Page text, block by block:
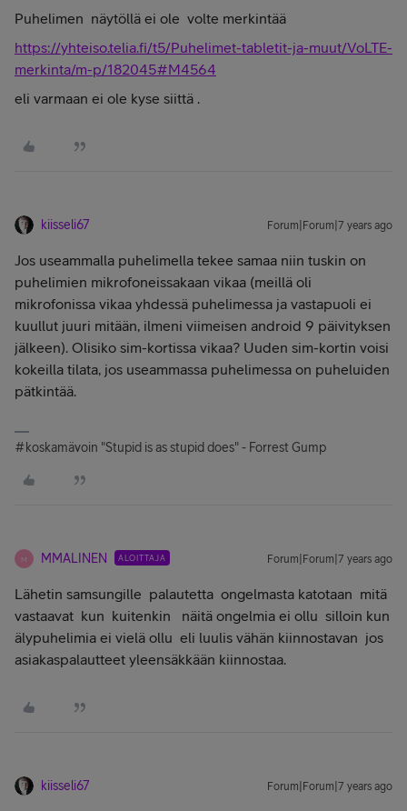
Puhelimen näytöllä ei ole volte merkintää
https://yhteiso.telia.fi/t5/Puhelimet-tabletit-ja-muut/VoLTE-
merkinta/m-p/182045#M4564
eli varmaan ei ole kyse siittä .
kiisseli67 Forum|Forum|7 years ago
Jos useammalla puhelimella tekee samaa niin tuskin on
puhelimien mikrofoneissakaan vikaa (meillä oli
mikrofonissa vikaa yhdessä puhelimessa ja vastapuoli ei
kuullut juuri mitään, ilmeni viimeisen android 9 päivityksen
jälkeen). Olisiko sim-kortissa vikaa? Uuden sim-kortin voisi
kokeilla tilata, jos useammassa puhelimessa on puheluiden
pätkintää.
#koskamävoin "Stupid is as stupid does" - Forrest Gump
M MMALINEN ALOITTAJA Forum|Forum|7 years ago
Lähetin samsungille palautetta ongelmasta katotaan mitä
vastaavat kun kuitenkin näitä ongelmia ei ollu silloin kun
älypuhelimia ei vielä ollu eli luulis vähän kiinnostavan jos
asiakaspalautteet yleensäkkään kiinnostaa.
kiisseli67 Forum|Forum|7 years ago